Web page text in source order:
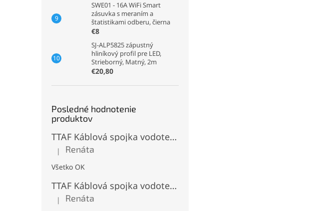
SWE01 - 16A WiFi Smart
zásuvka s meraním a
štatistikami odberu, čierna
€8
SJ-ALP5825 zápustný
hliníkový profil pre LED,
Strieborný, Matný, 2m
€20,80
Posledné hodnotenie
produktov
TTAF Káblová spojka vodotesná IP68, Typu "T" , 3 pinová, 20A, 2,5mm², M20
Hodnotenie produktu je 5 z 5 hviezdičiek.
| Renáta
Všetko OK
TTAF Káblová spojka vodotesná IP68, "I" Priama, 3 pinová, 20A, 2,5mm², M20
Hodnotenie produktu je 5 z 5 hviezdičiek.
| Renáta